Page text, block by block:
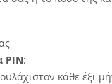
PIN:
κάθε έξι